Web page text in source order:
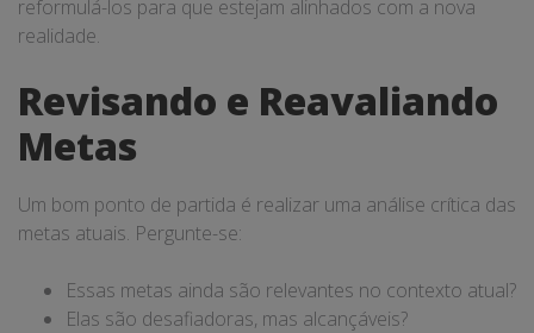
reformulá-los para que estejam alinhados com a nova
realidade.
Revisando e Reavaliando
Metas
Um bom ponto de partida é realizar uma análise crítica das
metas atuais. Pergunte-se:
Essas metas ainda são relevantes no contexto atual?
Elas são desafiadoras, mas alcançáveis?